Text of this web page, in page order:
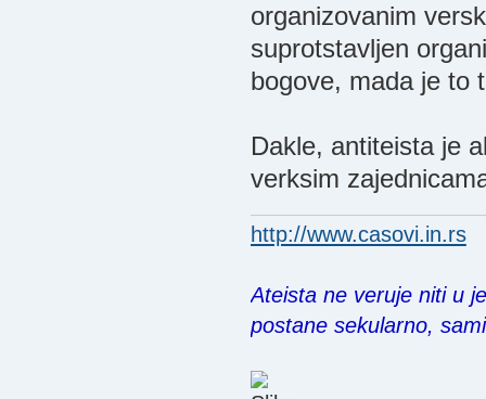
organizovanim
suprotstavljen
bogove, mada je to
Dakle, antiteista je
verksim
http://www.casovi.in.rs
Ateista ne veruje niti u
postane sekularno,